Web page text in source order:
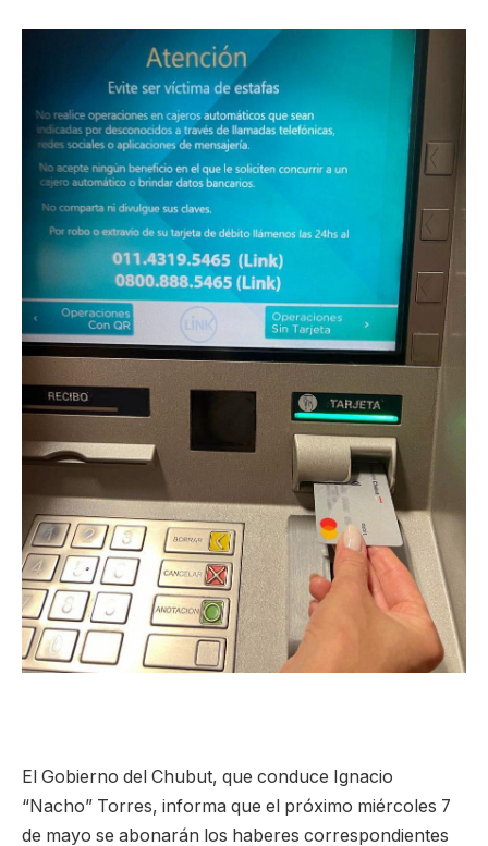
El Gobierno del Chubut, que conduce Ignacio
“Nacho” Torres, informa que el próximo miércoles 7
de mayo se abonarán los haberes correspondientes